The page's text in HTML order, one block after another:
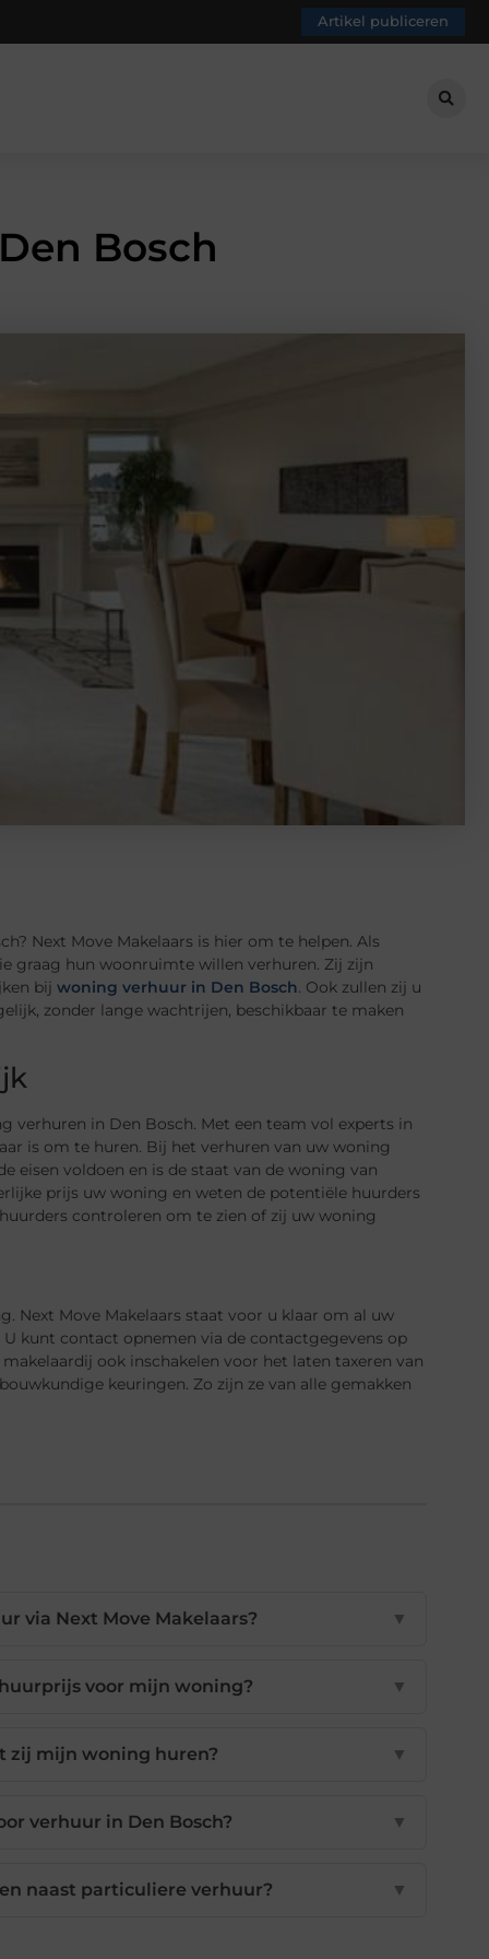
Artikel publiceren
Bosch
Next Move Makelaars is hier om te helpen. Als
graag hun woonruimte willen verhuren. Zij zijn
bij woning verhuur in Den Bosch. Ook zullen zij u
zonder lange wachtrijen, beschikbaar te maken
verhuren in Den Bosch. Met een team vol experts in
is om te huren. Bij het verhuren van uw woning
eisen voldoen en is de staat van de woning van
prijs uw woning en weten de potentiële huurders
controleren om te zien of zij uw woning
Next Move Makelaars staat voor u klaar om al uw
kunt contact opnemen via de contactgegevens op
ook inschakelen voor het laten taxeren van
keuringen. Zo zijn ze van alle gemakken
via Next Move Makelaars? ▼
voor mijn woning? ▼
zij mijn woning huren? ▼
verhuur in Den Bosch? ▼
naast particuliere verhuur? ▼